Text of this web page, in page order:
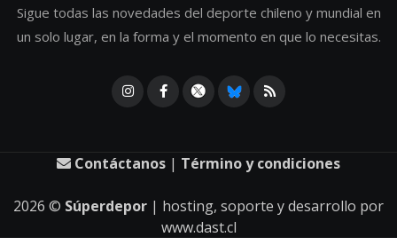
Sigue todas las novedades del deporte chileno y mundial en
un solo lugar, en la forma y el momento en que lo necesitas.
Contáctanos | Término y condiciones
2026 © Súperdepor | hosting, soporte y desarrollo por
www.dast.cl